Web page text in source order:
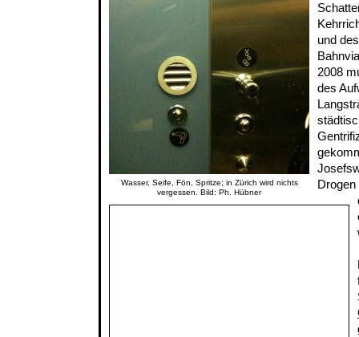
Wasser, Seife, Fön, Spritze; in Zürich wird nichts
vergessen. Bild: Ph. Hübner
und
2008
des